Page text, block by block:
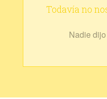
Todavía no
Nadie